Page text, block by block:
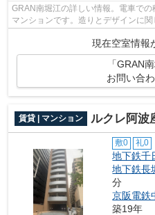
GRAN南堀江の詳しい情報。電車で
マンションです。造りとデザインに
マンションです。重たいゴミの持ち運
現在空室情報
「GRAN
お問い合
賃貸 | マンション ルクレ阿波
敷0 礼0
地下鉄千
地下鉄長
分
京阪電鉄
築19年